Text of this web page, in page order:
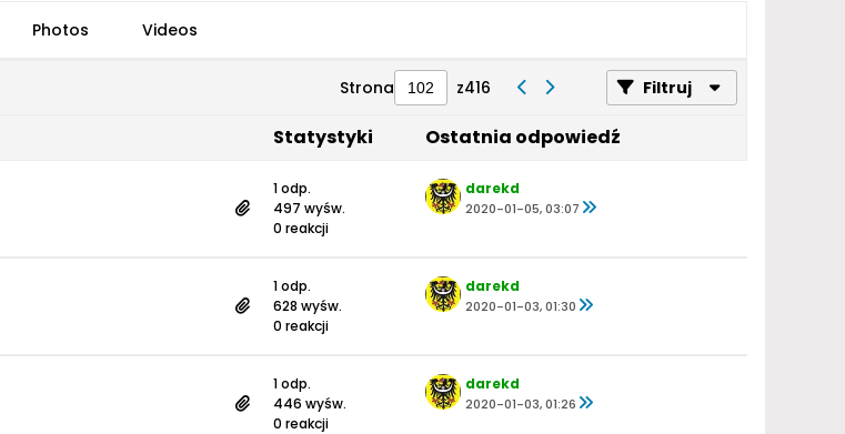
Photos Videos
Strona z416 Filtruj
Statystyki Ostatnia odpowiedź
1 odp.
497 wyśw.
0 reakcji
darekd
2020-01-05, 03:07
1 odp.
628 wyśw.
0 reakcji
darekd
2020-01-03, 01:30
1 odp.
446 wyśw.
0 reakcji
darekd
2020-01-03, 01:26